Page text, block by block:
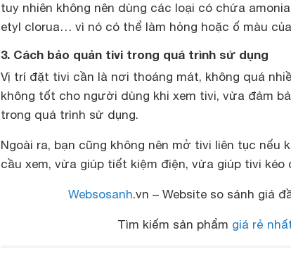
tuy nhiên không nên dùng các loại có chứa
etyl clorua… vì nó có thể làm hỏng hoặc ố màu
3. Cách bảo quản tivi trong quá trình sử dụng
Vị trí đặt tivi cần là nơi thoáng mát, không quá
không tốt cho người dùng khi xem tivi, vừa đảm
trong quá trình sử dụng.
Ngoài ra, bạn cũng không nên mở tivi liên tục nếu
cầu xem, vừa giúp tiết kiệm điện, vừa giúp tivi kéo
Websosanh.vn – Website so sánh giá
Tìm kiếm sản phẩm giá rẻ